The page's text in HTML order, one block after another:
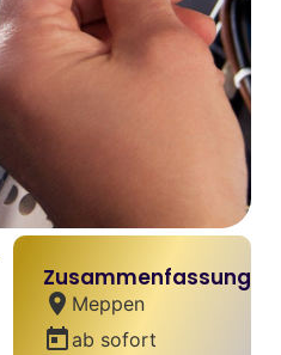
Zusammenfassung
location_on Meppen
todayab sofort